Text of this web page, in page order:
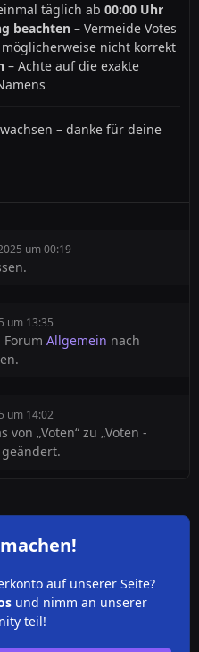
täglich ab 00:00 Uhr
beachten – Vermeide Votes
nicht korrekt
– Achte auf die exakte
– danke für deine
um 00:19
um 13:35
Forum Allgemein nach
um 14:02
„Voten“ zu „Voten -
auf unserer Seite?
und nimm an unserer
teil!